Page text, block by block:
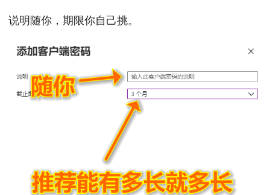
说明随你，期限你自己挑。